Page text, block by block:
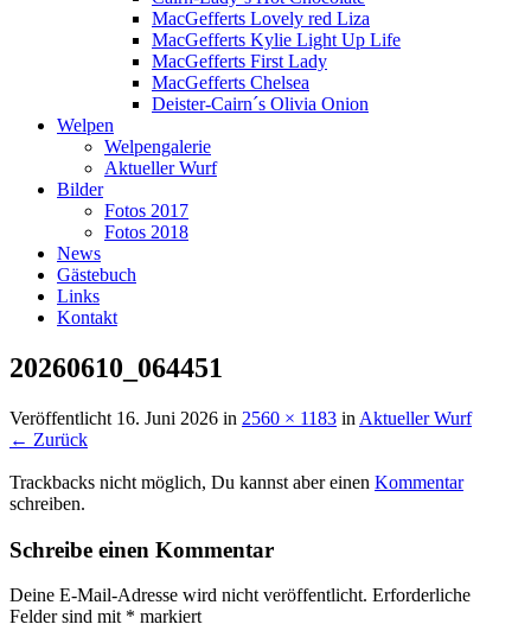
MacGefferts Lovely red Liza
MacGefferts Kylie Light Up Life
MacGefferts First Lady
MacGefferts Chelsea
Deister-Cairn´s Olivia Onion
Welpen
Welpengalerie
Aktueller Wurf
Bilder
Fotos 2017
Fotos 2018
News
Gästebuch
Links
Kontakt
20260610_064451
Veröffentlicht 16. Juni 2026 in 2560 × 1183 in Aktueller Wurf
← Zurück
Trackbacks nicht möglich, Du kannst aber einen Kommentar
schreiben.
Schreibe einen Kommentar
Deine E-Mail-Adresse wird nicht veröffentlicht. Erforderliche
Felder sind mit * markiert